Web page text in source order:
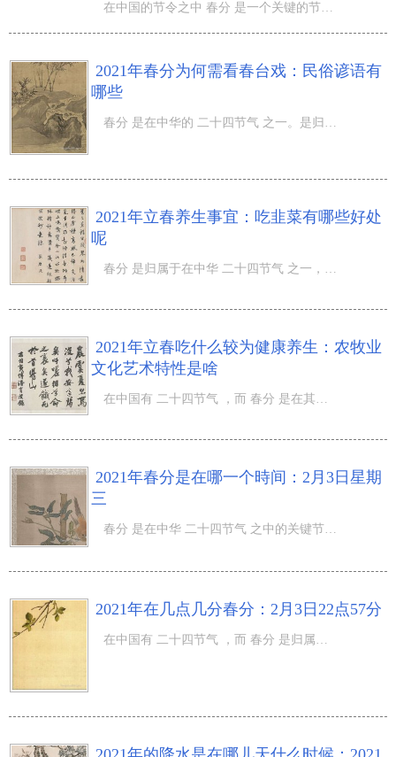
在中国的节令之中 春分 是一个关键的节令，也是一个独特的节令，但很多人针对这一节令并并不是很掌握，那麼
2021年春分为何需看春台戏：民俗谚语有
哪些
春分 是在中华的 二十四节气 之一。是归属于春季之中的节令，但有一些人针对这一节令并并不是很掌握，那麼2
2021年立春养生事宜：吃韭菜有哪些好处
呢
2021年立春吃什么较为健康养生：农牧业
文化艺术特性是啥
2021年春分是在哪一个時间：2月3日星期
三
2021年在几点几分春分：2月3日22点57分
在中国有 二十四节气 ，而 春分 是归属于在其中一个节令，也是第一个节令，春分意味着了春天的到来，那麼20